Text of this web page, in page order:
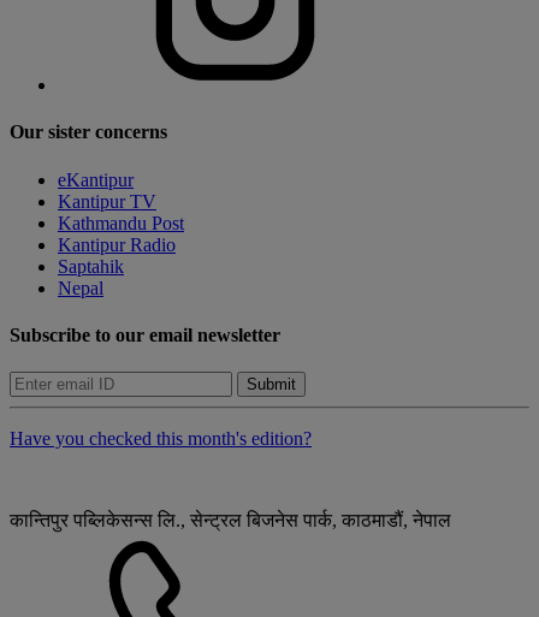
Our sister concerns
eKantipur
Kantipur TV
Kathmandu Post
Kantipur Radio
Saptahik
Nepal
Subscribe to our email newsletter
Submit
Have you checked this month's edition?
कान्तिपुर पब्लिकेसन्स लि., सेन्ट्रल बिजनेस पार्क, काठमाडौं, नेपाल